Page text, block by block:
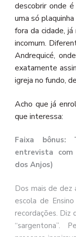
descobrir onde
uma só
fora da cidade,
incomum.
Andrequicé,
exatamente
igreja no fundo,
Acho que já
que interessa:
Faixa bônus:
entrevista com
dos Anjos)
Dos mais de dez
escola de
recordações. Diz
“sargentona”.